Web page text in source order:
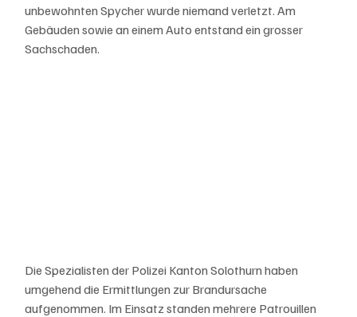
unbewohnten Spycher wurde niemand verletzt. Am
Gebäuden sowie an einem Auto entstand ein grosser
Sachschaden.
Die Spezialisten der Polizei Kanton Solothurn haben
umgehend die Ermittlungen zur Brandursache
aufgenommen. Im Einsatz standen mehrere Patrouillen